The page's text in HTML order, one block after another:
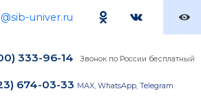
univer.ru
333-96-14 Звонок по России бесплатный
674-03-33 MAX, WhatsApp, Telegram